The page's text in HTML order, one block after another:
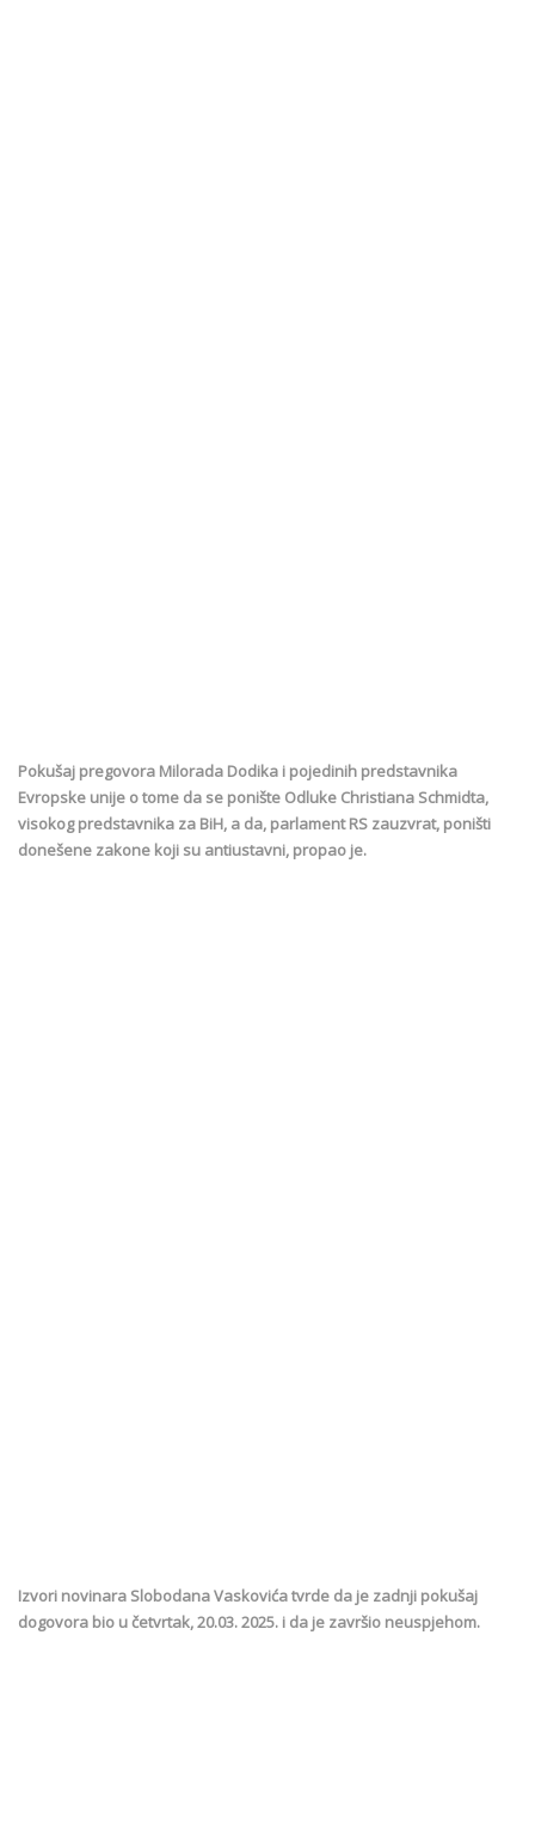
Pokušaj pregovora Milorada Dodika i pojedinih predstavnika
Evropske unije o tome da se ponište Odluke Christiana Schmidta,
visokog predstavnika za BiH, a da, parlament RS zauzvrat, poništi
donešene zakone koji su antiustavni, propao je.
Izvori novinara Slobodana Vaskovića tvrde da je zadnji pokušaj
dogovora bio u četvrtak, 20.03. 2025. i da je završio neuspjehom.